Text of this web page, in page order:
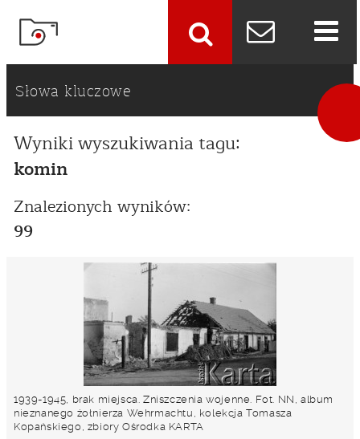
Słowa kluczowe
Wyniki wyszukiwania tagu:
komin
Znalezionych wyników:
99
1939-1945, brak miejsca. Zniszczenia wojenne. Fot. NN, album
nieznanego żołnierza Wehrmachtu, kolekcja Tomasza
Kopańskiego, zbiory Ośrodka KARTA